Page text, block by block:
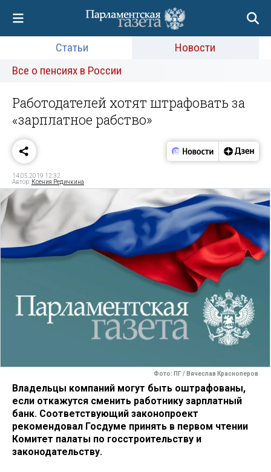
Статьи
Новости
Все о пенсиях в России
Работодателей хотят штрафовать за
«зарплатное рабство»
14.05.2019 12:32
Автор: Ксения Редичкина
Фото: ПГ / Вячеслав Красноперов
Владельцы компаний могут быть оштрафованы,
если откажутся сменить работнику зарплатный
банк. Соответствующий законопроект
рекомендовал Госдуме принять в первом чтении
Комитет палаты по госстроительству и
законодательству.